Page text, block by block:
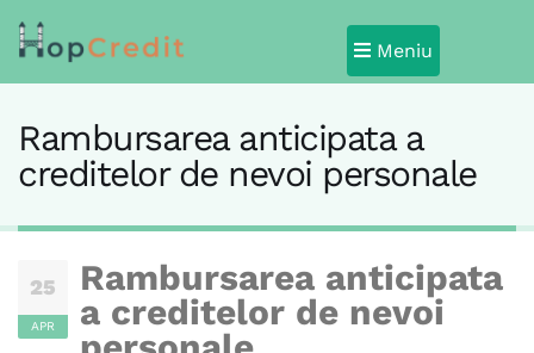
Meniu
Rambursarea anticipata a
creditelor de nevoi personale
25
APR
Rambursarea anticipata
a creditelor de nevoi